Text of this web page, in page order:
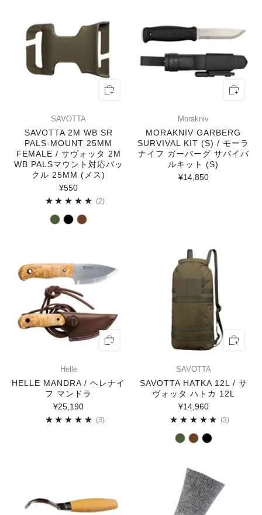
SAVOTTA
SAVOTTA 2M WB SR
PALS-MOUNT 25MM
FEMALE / サヴォッタ 2M
WB PALSマウント対応バッ
クル 25MM (メス)
¥550
(2)2
Morakniv
MORAKNIV GARBERG
SURVIVAL KIT (S) / モーラ
ナイフ ガーバーグ サバイバ
ルキット (S)
¥14,850
Helle
HELLE MANDRA / ヘレナイ
フ マンドラ
¥25,190
(3)3
SAVOTTA
SAVOTTA HATKA 12L / サ
ヴォッタ ハトカ 12L
¥14,960
(3)3